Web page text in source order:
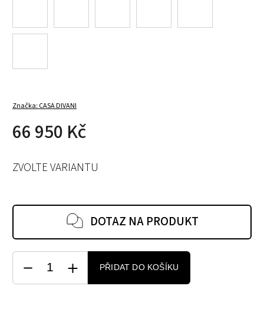
Značka: CASA DIVANI
66 950 Kč
ZVOLTE VARIANTU
DOTAZ NA PRODUKT
PŘIDAT DO KOŠÍKU